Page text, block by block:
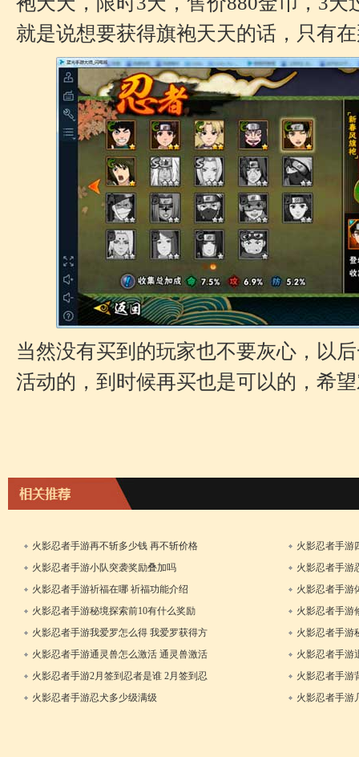
就是说想要获得旗袍天天的话，只有
当然没有买到的玩家也不要灰心，以
活动的，到时候再买也是可以的，希
火影忍者手游再不斩多少钱 再不斩价格
火影忍者手游小队突袭奖励叠加吗
火影忍者手游祈福在哪 祈福功能介绍
火影忍者手游秘境探索前10有什么奖励
火影忍者手游我爱罗怎么得 我爱罗获得方
法
火影忍者手游通灵兽怎么激活 通灵兽激活
方法
火影忍者手游2月签到忍者是谁 2月签到忍
者介绍
火影忍者手游忍犬多少级满级
火影忍者手游
火影忍者手游
火影忍者手游
火影忍者手游
法
火影忍者手游
火影忍者手游
火影忍者手游
火影忍者手游